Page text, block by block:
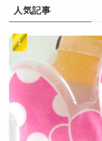
人気記事